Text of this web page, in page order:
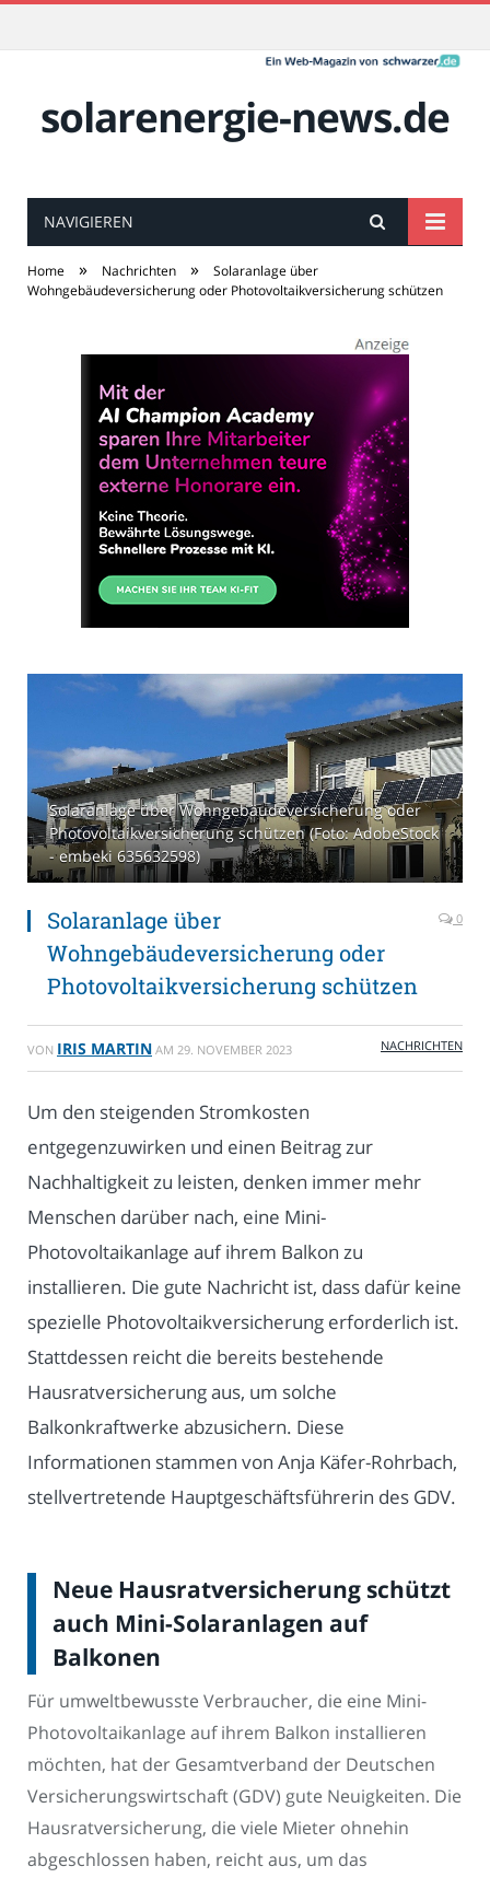
solarenergie-news.de
NAVIGIEREN
Home » Nachrichten »
Solaranlage über
Wohngebäudeversicherung oder Photovoltaikversicherung schützen
Solaranlage über Wohngebäudeversicherung oder
Photovoltaikversicherung schützen (Foto: AdobeStock
- embeki 635632598)
Solaranlage über
Wohngebäudeversicherung oder
Photovoltaikversicherung schützen
0
VON IRIS MARTIN AM 29. NOVEMBER 2023 NACHRICHTEN
Um den steigenden Stromkosten
entgegenzuwirken und einen Beitrag zur
Nachhaltigkeit zu leisten, denken immer mehr
Menschen darüber nach, eine Mini-
Photovoltaikanlage auf ihrem Balkon zu
installieren. Die gute Nachricht ist, dass dafür keine
spezielle Photovoltaikversicherung erforderlich ist.
Stattdessen reicht die bereits bestehende
Hausratversicherung aus, um solche
Balkonkraftwerke abzusichern. Diese
Informationen stammen von Anja Käfer-Rohrbach,
stellvertretende Hauptgeschäftsführerin des GDV.
Neue Hausratversicherung schützt
auch Mini-Solaranlagen auf
Balkonen
Für umweltbewusste Verbraucher, die eine Mini-
Photovoltaikanlage auf ihrem Balkon installieren
möchten, hat der Gesamtverband der Deutschen
Versicherungswirtschaft (GDV) gute Neuigkeiten. Die
Hausratversicherung, die viele Mieter ohnehin
abgeschlossen haben, reicht aus, um das